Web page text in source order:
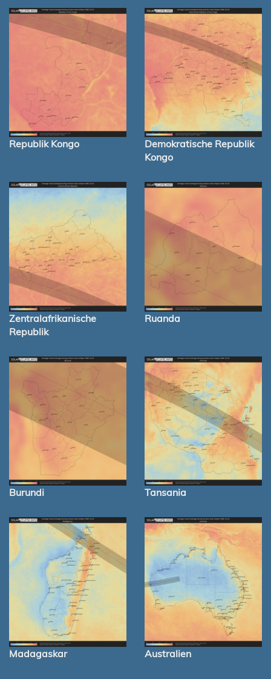
Republik Kongo
Demokratische Republik
Kongo
Zentralafrikanische
Republik
Ruanda
Burundi Tansania
Madagaskar Australien